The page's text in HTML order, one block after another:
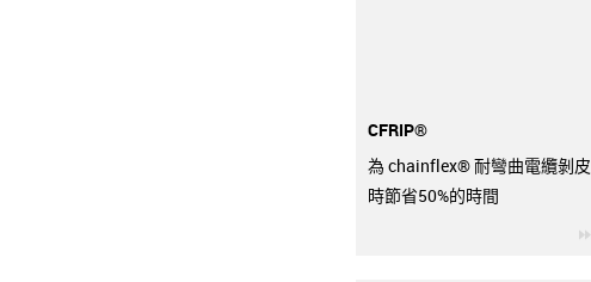
CFRIP®
為 chainflex® 耐彎曲電纜剝皮
時節省50%的時間